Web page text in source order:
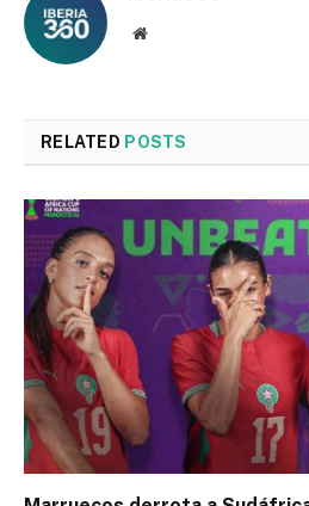
Website
RELATED POSTS